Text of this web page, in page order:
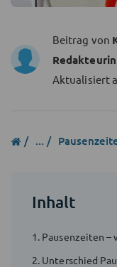
Beitrag von
Aktualisiert
...
Inhalt
1. Pausenzeiten –
2. Unterschied